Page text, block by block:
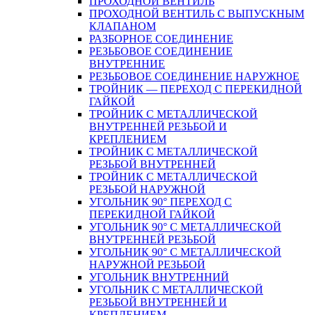
ПРОХОДНОЙ ВЕНТИЛЬ С ВЫПУСКНЫМ
КЛАПАНОМ
РАЗБОРНОЕ СОЕДИНЕНИЕ
РЕЗЬБОВОЕ СОЕДИНЕНИЕ
ВНУТРЕННИЕ
РЕЗЬБОВОЕ СОЕДИНЕНИЕ НАРУЖНОЕ
ТРОЙНИК — ПЕРЕХОД С ПЕРЕКИДНОЙ
ГАЙКОЙ
ТРОЙНИК С МЕТАЛЛИЧЕСКОЙ
ВНУТРЕННЕЙ РЕЗЬБОЙ И
КРЕПЛЕНИЕМ
ТРОЙНИК С МЕТАЛЛИЧЕСКОЙ
РЕЗЬБОЙ ВНУТРЕННЕЙ
ТРОЙНИК С МЕТАЛЛИЧЕСКОЙ
РЕЗЬБОЙ НАРУЖНОЙ
УГОЛЬНИК 90° ПЕРЕХОД С
ПЕРЕКИДНОЙ ГАЙКОЙ
УГОЛЬНИК 90° С МЕТАЛЛИЧЕСКОЙ
ВНУТРЕННEЙ РЕЗЬБОЙ
УГОЛЬНИК 90° С МЕТАЛЛИЧЕСКОЙ
НАРУЖНОЙ РЕЗЬБОЙ
УГОЛЬНИК ВНУТРЕННИЙ
УГОЛЬНИК С МЕТАЛЛИЧЕСКОЙ
РЕЗЬБОЙ ВНУТРЕННЕЙ И